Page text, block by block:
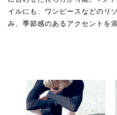
イルにも、ワンピースなどのリ
み、季節感のあるアクセントを